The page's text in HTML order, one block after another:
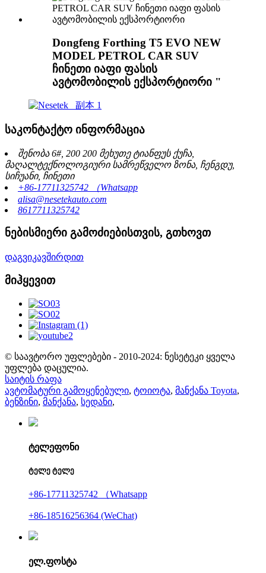
Dongfeng Forthing T5 EVO NEW
MODEL PETROL CAR SUV
ჩინეთი იაფი ფასის
ავტომობილის ექსპორტიორი "
საკონტაქტო ინფორმაცია
შენობა 6#, 200 200 მეხუთე ტიანფუს ქუჩა,
მაღალტექნოლოგიური სამრეწველო ზონა, ჩენგდუ,
სიჩუანი, ჩინეთი
+86-17711325742 （Whatsapp
alisa@nesetekauto.com
8617711325742
ნებისმიერი გამოძიებისთვის, გთხოვთ
დაგვიკავშირდით
მიჰყევით
© საავტორო უფლებები - 2010-2024: ნესეტეკი ყველა
უფლება დაცულია.
საიტის რაფა
ავტომატური გამოყენებული, ტოიოტა, მანქანა Toyota,
ბენზინი, მანქანა, სედანი,
ტელეფონი
ტელე ტელე
+86-17711325742 （Whatsapp
+86-18516256364 (WeChat)
ელ.ფოსტა